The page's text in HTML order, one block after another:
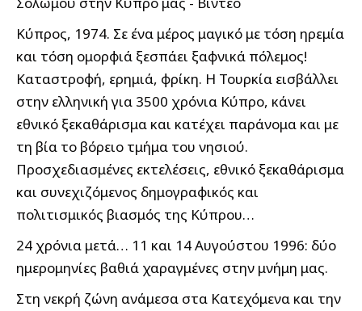
Κύπρος, 1974. Σε ένα μέρος μαγικό με τόση ηρεμία
και τόση ομορφιά ξεσπάει ξαφνικά πόλεμος!
Καταστροφή, ερημιά, φρίκη. Η Τουρκία εισβάλλει
στην ελληνική για 3500 χρόνια Κύπρο, κάνει
εθνικό ξεκαθάρισμα και κατέχει παράνομα και με
τη βία το βόρειο τμήμα του νησιού.
Προσχεδιασμένες εκτελέσεις, εθνικό ξεκαθάρισμα
και συνεχιζόμενος δημογραφικός και
πολιτισμικός βιασμός της Κύπρου…
24 χρόνια μετά… 11 και 14 Αυγούστου 1996: δύο
ημερομηνίες βαθιά χαραγμένες στην μνήμη μας.
Στη νεκρή ζώνη ανάμεσα στα Κατεχόμενα και την